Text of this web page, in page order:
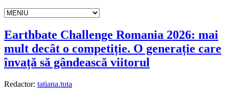
Earthbate Challenge Romania 2026: mai
mult decât o competiție. O generație care
învață să gândească viitorul
Redactor: tatiana.tuta